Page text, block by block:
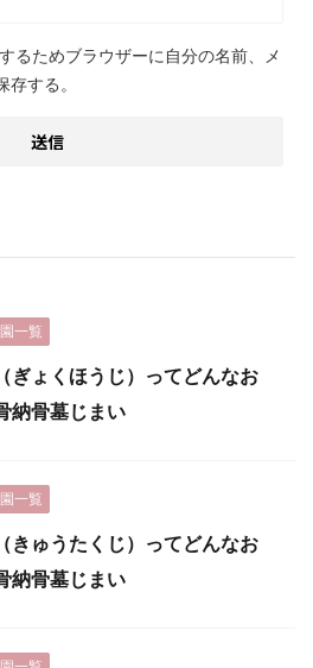
るためブラウザーに自分の名前、メ
する。
一覧
ぎょくほうじ）ってどんなお
納骨墓じまい
一覧
きゅうたくじ）ってどんなお
納骨墓じまい